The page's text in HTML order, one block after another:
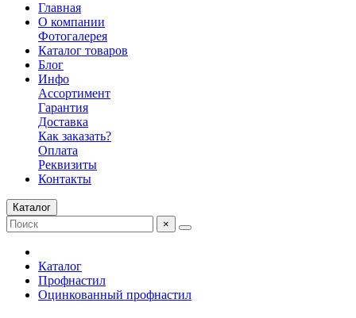
Главная
О компании
Фотогалерея
Каталог товаров
Блог
Инфо
Ассортимент
Гарантия
Доставка
Как заказать?
Оплата
Реквизиты
Контакты
Каталог
×
Каталог
Профнастил
Оцинкованный профнастил